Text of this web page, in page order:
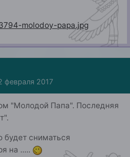
февраля 2017
"Молодой Папа". Последняя
будет сниматься
на .....